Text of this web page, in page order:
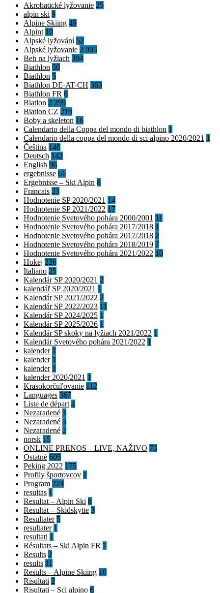
Akrobatické lyžovanie 25
alpin ski 9
Alpine Skiing 49
Alpint 10
Alpské lyžování 52
Alpské lyžovanie 2 905
Beh na lyžiach 394
Biathlon 50
Biathlon 5
Biathlon DE-AT-CH 363
Biathlon FR 6
Biatlon 2 299
Biatlon CZ 219
Boby a skeleton 16
Calendario della Coppa del mondo di biathlon 1
Calendario della coppa del mondo di sci alpino 2020/2021 1
Čeština 146
Deutsch 142
English 96
ergebnisse 61
Ergebnisse – Ski Alpin 8
Francais 23
Hodnotenie SP 2020/2021 14
Hodnotenie SP 2021/2022 17
Hodnotenie Svetového pohára 2000/2001 11
Hodnotenie Svetového pohára 2017/2018 1
Hodnotenie Svetového pohára 2017/2018 2
Hodnotenie Svetového pohára 2018/2019 7
Hodnotenie Svetového pohára 2021/2022 10
Hokej 226
Italiano 25
Kalendár SP 2020/2021 2
kalendář SP 2020/2021 1
Kalendár SP 2021/2022 2
Kalendár SP 2022/2023 11
Kalendár SP 2024/2025 1
Kalendár SP 2025/2026 1
Kalendár SP skoky na lyžiach 2021/2022 1
Kalendár Svetového pohára 2021/2022 1
kalender 1
kalender 1
kalender 1
kalender 2020/2021 1
Krasokorčuľovanie 112
Languages 367
Liste de départ 4
Nezaradené 3
Nezaradené 3
Nezaradené 2
norsk 15
ONLINE PRENOS – LIVE, NAŽIVO 73
Ostatné 605
Peking 2022 175
Profily športovcov 1
Program 224
resultas 1
Resultat – Alpin Ski 8
Resultat – Skidskytte 3
Resultater 5
resultater 1
resultati 1
Résultats – Ski Alpin FR 7
Results 2
results 11
Results – Alpine Skiing 10
Risultati 2
Risultati – Sci alpino 6